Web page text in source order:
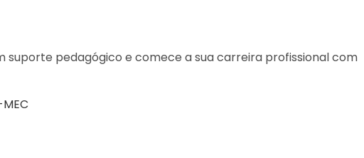
suporte pedagógico e comece a sua carreira profissional com